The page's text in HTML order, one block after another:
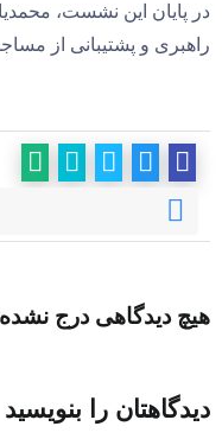
در پایان این نشست،
راهبری و پشتیبانی از
هیچ دیدگاهی درج نشده
دیدگاهتان را بنویسید